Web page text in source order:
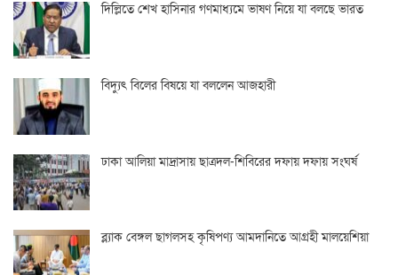
দিল্লিতে শেখ হাসিনার গণমাধ্যমে ভাষণ নিয়ে যা বলছে ভারত
বিদ্যুৎ বিলের বিষয়ে যা বললেন আজহারী
ঢাকা আলিয়া মাদ্রাসায় ছাত্রদল-শিবিরের দফায় দফায় সংঘর্ষ
ব্ল্যাক বেঙ্গল ছাগলসহ কৃষিপণ্য আমদানিতে আগ্রহী মালয়েশিয়া